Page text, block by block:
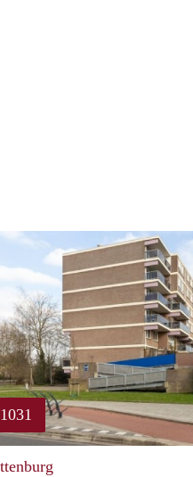
1031